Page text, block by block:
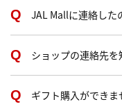
JAL Mallに連絡した
ショップの連絡先を
ギフト購入ができま